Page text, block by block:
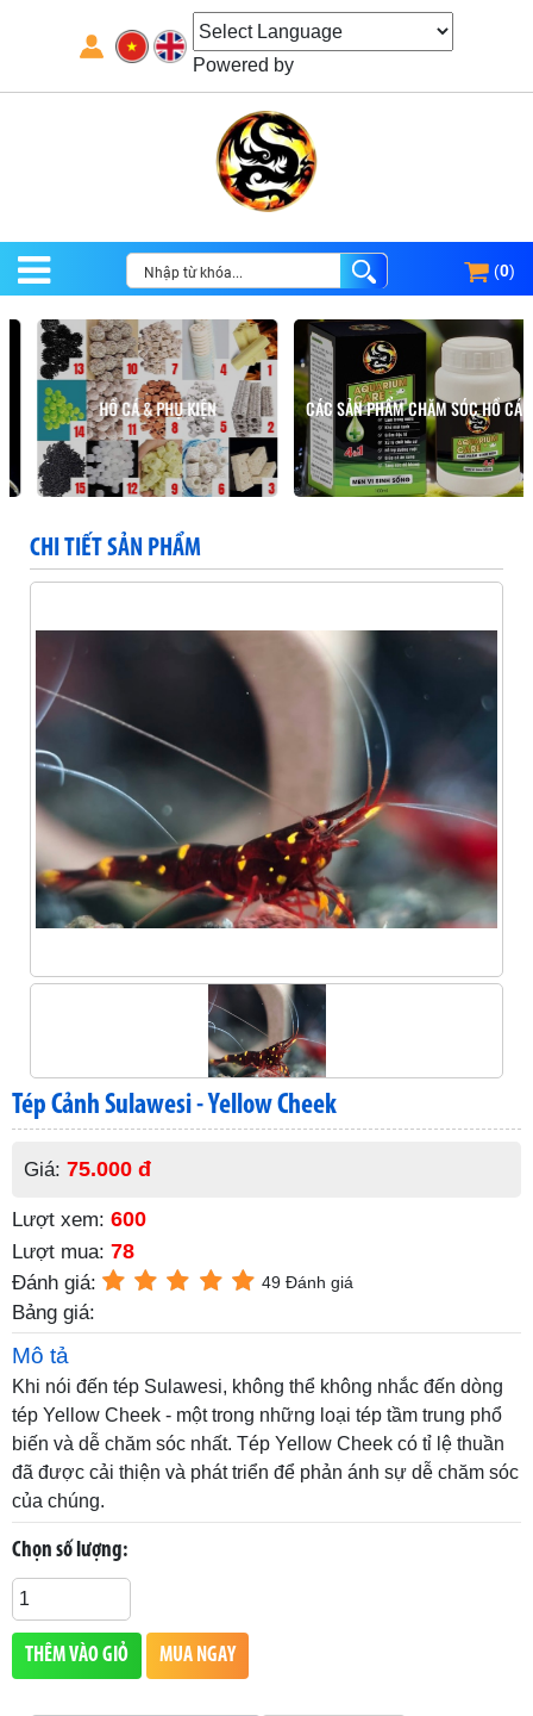
Powered by
(0)
HỒ CÁ & PHỤ KIỆN CÁC SẢN PHẨM CHĂM SÓC HỒ CÁ
CHI TIẾT SẢN PHẨM
Tép Cảnh Sulawesi - Yellow Cheek
Giá: 75.000 đ
Lượt xem: 600
Lượt mua: 78
Đánh giá: 49 Đánh giá
Bảng giá:
Mô tả
Khi nói đến tép Sulawesi, không thể không nhắc đến dòng
tép Yellow Cheek - một trong những loại tép tầm trung phổ
biến và dễ chăm sóc nhất. Tép Yellow Cheek có tỉ lệ thuần
đã được cải thiện và phát triển để phản ánh sự dễ chăm sóc
của chúng.
Chọn số lượng:
THÊM VÀO GIỎ MUA NGAY